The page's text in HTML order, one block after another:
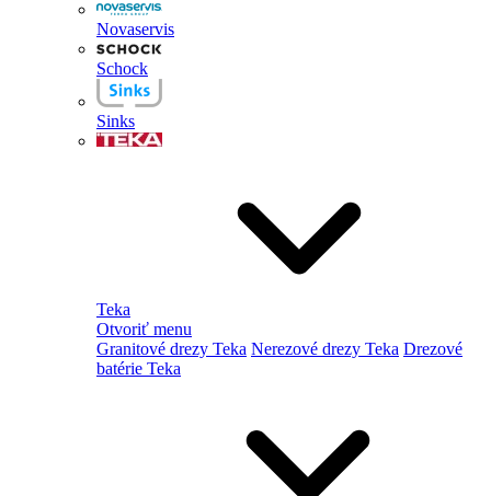
Novaservis
Schock
Sinks
Teka
Otvoriť menu
Granitové drezy Teka Nerezové drezy Teka Drezové
batérie Teka